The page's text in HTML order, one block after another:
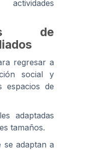
de
regresar a
social y
espacios de
adaptadas
tamaños.
se adaptan a